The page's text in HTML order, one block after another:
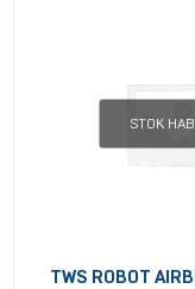
STOK
TWS ROBOT